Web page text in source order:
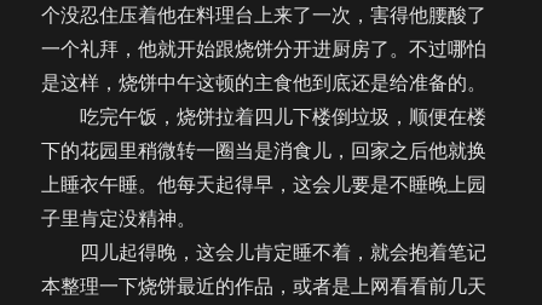
个没忍住压着他在料理台上来了一次，害得他腰酸了
一个礼拜，他就开始跟烧饼分开进厨房了。不过哪怕
是这样，烧饼中午这顿的主食他到底还是给准备的。
吃完午饭，烧饼拉着四儿下楼倒垃圾，顺便在楼
下的花园里稍微转一圈当是消食儿，回家之后他就换
上睡衣午睡。他每天起得早，这会儿要是不睡晚上园
子里肯定没精神。
四儿起得晚，这会儿肯定睡不着，就会抱着笔记
本整理一下烧饼最近的作品，或者是上网看看前几天